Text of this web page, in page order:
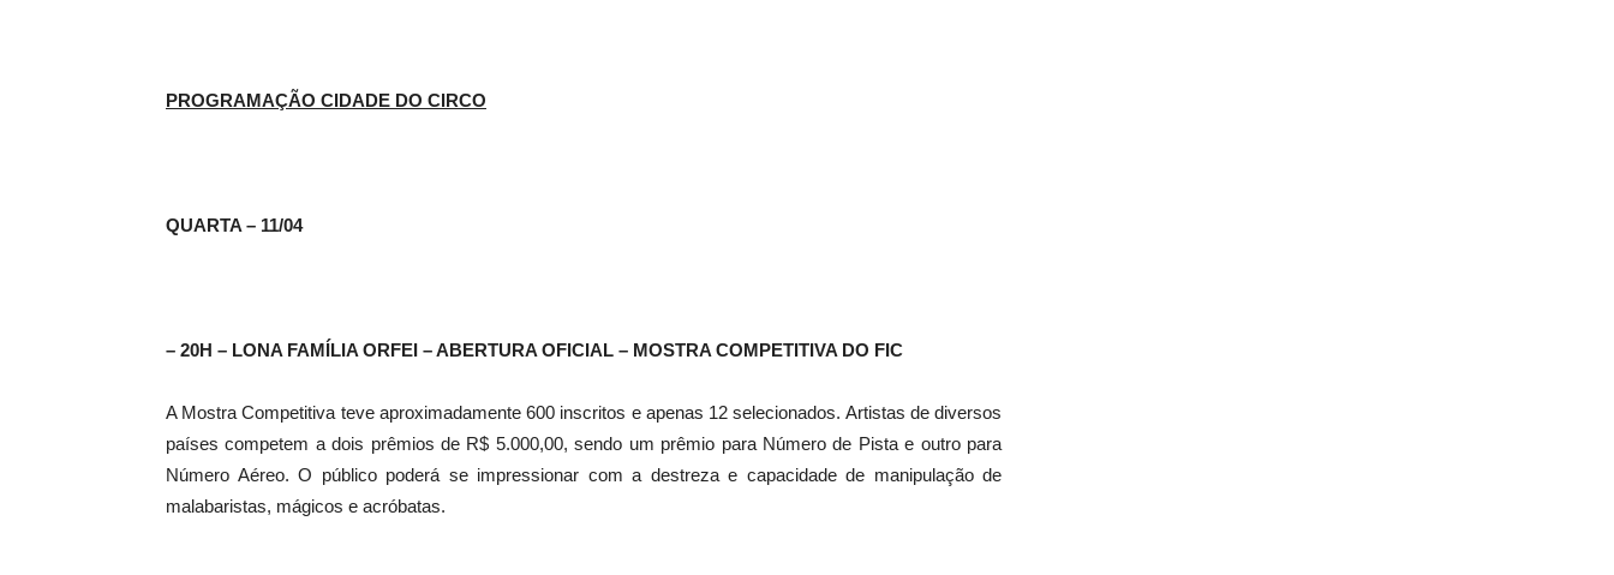
PROGRAMAÇÃO CIDADE DO CIRCO
QUARTA – 11/04
– 20H – LONA FAMÍLIA ORFEI – ABERTURA OFICIAL – MOSTRA COMPETITIVA DO FIC
A Mostra Competitiva teve aproximadamente 600 inscritos e apenas 12 selecionados. Artistas de diversos
países competem a dois prêmios de R$ 5.000,00, sendo um prêmio para Número de Pista e outro para
Número Aéreo. O público poderá se impressionar com a destreza e capacidade de manipulação de
malabaristas, mágicos e acróbatas.